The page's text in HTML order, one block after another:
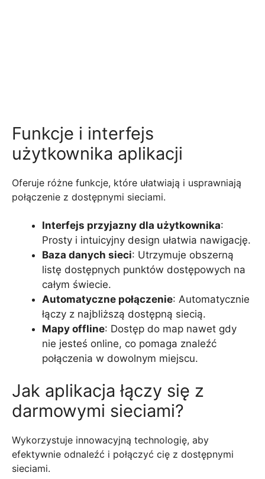
Funkcje i interfejs
użytkownika aplikacji
Oferuje różne funkcje, które ułatwiają i usprawniają
połączenie z dostępnymi sieciami.
Interfejs przyjazny dla użytkownika:
Prosty i intuicyjny design ułatwia nawigację.
Baza danych sieci: Utrzymuje obszerną
listę dostępnych punktów dostępowych na
całym świecie.
Automatyczne połączenie: Automatycznie
łączy z najbliższą dostępną siecią.
Mapy offline: Dostęp do map nawet gdy
nie jesteś online, co pomaga znaleźć
połączenia w dowolnym miejscu.
Jak aplikacja łączy się z
darmowymi sieciami?
Wykorzystuje innowacyjną technologię, aby
efektywnie odnaleźć i połączyć cię z dostępnymi
sieciami.